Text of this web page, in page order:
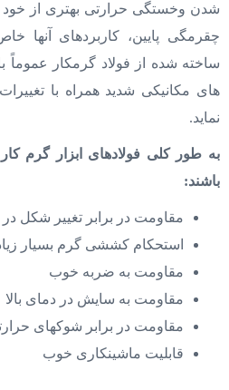
شدن وخستگی حرارتی بهتری از خود
چقرمگی پایین، کاربردهای آنها
ساخته شده از فولاد گرمکار عموماً
های مکانیکی شدید همراه با
نماید.
به طور کلی فولادهای ابزار گرم
باشند:
مقاومت در برابر تغییر شکل
استحکام کششی گرم بسیار
مقاومت به ضربه خوب
مقاومت به سایش در دمای بالا
مقاومت در برابر شوکهای
قابلیت ماشینکاری خوب